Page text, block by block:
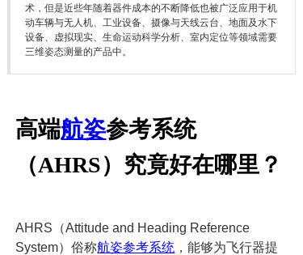
术，但是近些年随着器件成本的不断降低也被广泛应用于机
动车辆与无人机、工业设备、摄像与天线云台、地面及水下
设备、虚拟现实、生命运动科学分析、室内定位等领域需要
三维姿态测量的产品中。
高端航姿参考系统
（AHRS）究竟好在哪里？
AHRS （Attitude and Heading Reference
System）俗称航姿参考系统 ，能够为飞行器提